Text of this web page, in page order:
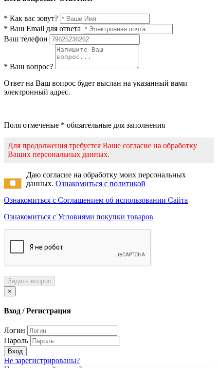
* Как вас зовут?
* Ваш Email для ответа
Ваш телефон
* Ваш вопрос?
Ответ на Ваш вопрос будет выслан на указанный вами
электронный адрес.
Поля отмеченые * обязательные для заполнения
Для продолжения требуется Ваше согласие на обработку
Ваших персональных данных.
Даю согласие на обработку моих персональных
данных. Ознакомиться с политикой
Ознакомиться с Соглашением об использовании Сайта
Ознакомиться с Условиями покупки товаров
Задать вопрос
×
Вход / Регистрация
Логин
Пароль
Вход
Не зарегистрированы?